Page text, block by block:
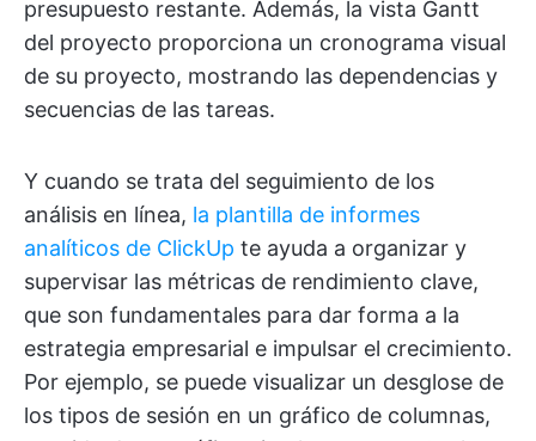
presupuesto restante. Además, la vista Gantt
del proyecto proporciona un cronograma visual
de su proyecto, mostrando las dependencias y
secuencias de las tareas.
Y cuando se trata del seguimiento de los
análisis en línea, la plantilla de informes
analíticos de ClickUp te ayuda a organizar y
supervisar las métricas de rendimiento clave,
que son fundamentales para dar forma a la
estrategia empresarial e impulsar el crecimiento.
Por ejemplo, se puede visualizar un desglose de
los tipos de sesión en un gráfico de columnas,